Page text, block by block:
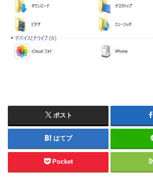
ポスト
はてブ
Pocket